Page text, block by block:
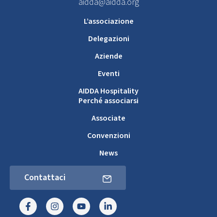
L’associazione
Delegazioni
Aziende
Eventi
AIDDA Hospitality
Perché associarsi
Associate
Convenzioni
News
Contattaci